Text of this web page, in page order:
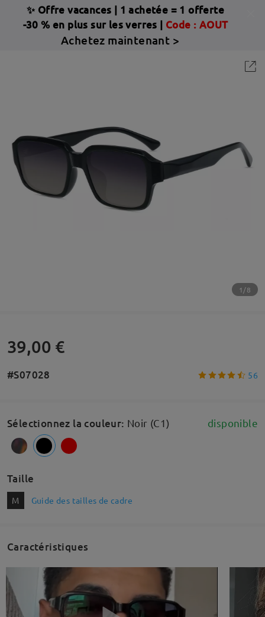
✨ Offre vacances | 1 achetée = 1 offerte
-30 % en plus sur les verres | Code : AOUT
Achetez maintenant >
1/8
39,00 €
#S07028 56
Sélectionnez la couleur: Noir (C1) disponible
Taille
M Guide des tailles de cadre
Caractéristiques